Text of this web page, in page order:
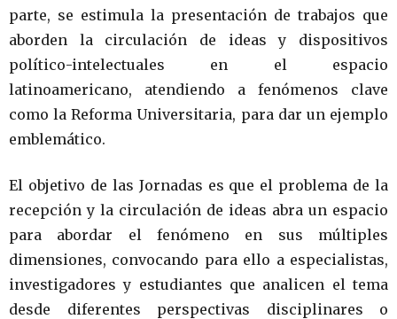
parte, se estimula la presentación de trabajos que
aborden la circulación de ideas y dispositivos
político-intelectuales en el espacio
latinoamericano, atendiendo a fenómenos clave
como la Reforma Universitaria, para dar un ejemplo
emblemático.
El objetivo de las Jornadas es que el problema de la
recepción y la circulación de ideas abra un espacio
para abordar el fenómeno en sus múltiples
dimensiones, convocando para ello a especialistas,
investigadores y estudiantes que analicen el tema
desde diferentes perspectivas disciplinares o